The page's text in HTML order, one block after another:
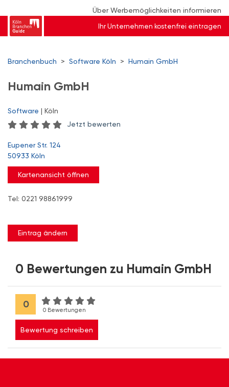
Über Werbemöglichkeiten informieren
Ihr Unternehmen kostenfrei eintragen
Branchenbuch > Software Köln > Humain GmbH
Humain GmbH
Software | Köln
Jetzt bewerten
Eupener Str. 124
50933 Köln
Kartenansicht öffnen
Tel: 0221 98861999
Eintrag ändern
0 Bewertungen zu Humain GmbH
0
0 Bewertungen
Bewertung schreiben